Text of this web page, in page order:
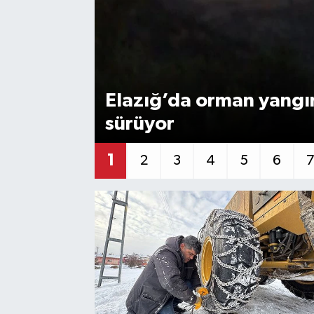
Elazığ’da orman
sürüyor
1 2 3 4 5 6 7